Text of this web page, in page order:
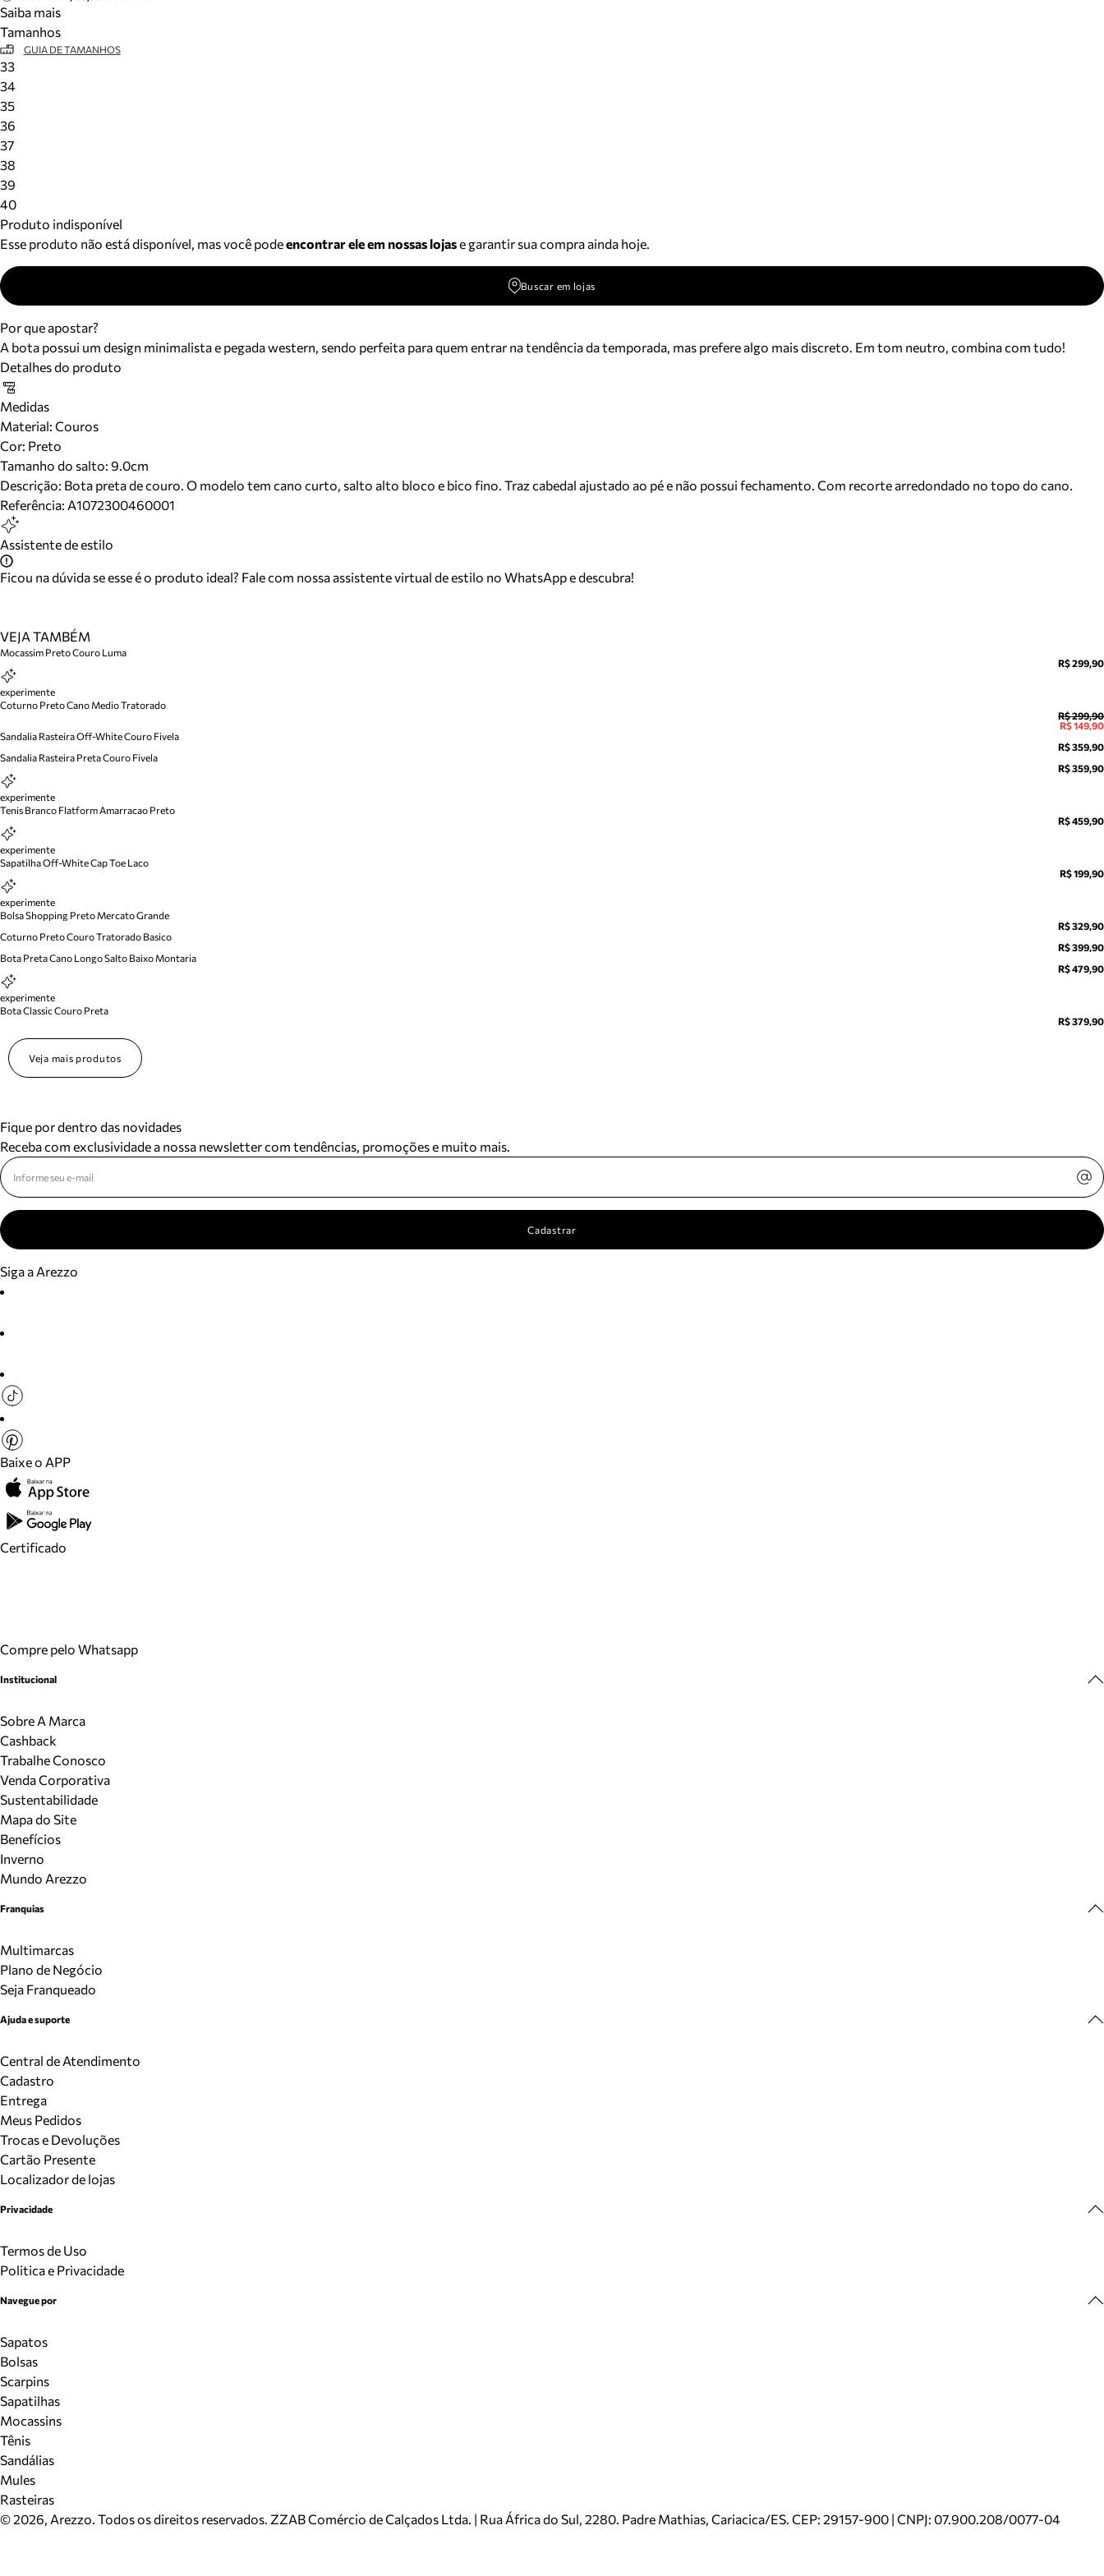
Saiba mais
Tamanhos
GUIA DE TAMANHOS
33
34
35
36
37
38
39
40
Produto indisponível
Esse produto não está disponível, mas você podeencontrar ele em nossas lojase garantir sua compra ainda hoje.
Buscar em lojas
Por que apostar?
A bota possui um design minimalista e pegada western, sendo perfeita para quem entrar na tendência da temporada, mas prefere algo mais discreto. Em tom neutro, combina com tudo!
Detalhes do produto
Medidas
Material: Couros
Cor: Preto
Tamanho do salto: 9.0cm
Descrição: Bota preta de couro. O modelo tem cano curto, salto alto bloco e bico fino. Traz cabedal ajustado ao pé e não possui fechamento. Com recorte arredondado no topo do cano.
Referência: A1072300460001
Assistente de estilo
Ficou na dúvida se esse é o produto ideal? Fale com nossa assistente virtual de estilo no WhatsApp e descubra!
VEJA TAMBÉM
Mocassim Preto Couro Luma
R$ 299,90
experimente
Coturno Preto Cano Medio Tratorado
R$ 299,90
R$ 149,90
Sandalia Rasteira Off-White Couro Fivela
R$ 359,90
Sandalia Rasteira Preta Couro Fivela
R$ 359,90
experimente
Tenis Branco Flatform Amarracao Preto
R$ 459,90
experimente
Sapatilha Off-White Cap Toe Laco
R$ 199,90
experimente
Bolsa Shopping Preto Mercato Grande
R$ 329,90
Coturno Preto Couro Tratorado Basico
R$ 399,90
Bota Preta Cano Longo Salto Baixo Montaria
R$ 479,90
experimente
Bota Classic Couro Preta
R$ 379,90
Veja mais produtos
Fique por dentro das novidades
Receba com exclusividade a nossa newsletter com tendências, promoções e muito mais.
Cadastrar
Siga a Arezzo
Baixe o APP
Certificado
Compre pelo Whatsapp
Institucional
Sobre A Marca
Cashback
Trabalhe Conosco
Venda Corporativa
Sustentabilidade
Mapa do Site
Benefícios
Inverno
Mundo Arezzo
Franquias
Multimarcas
Plano de Negócio
Seja Franqueado
Ajuda e suporte
Central de Atendimento
Cadastro
Entrega
Meus Pedidos
Trocas e Devoluções
Cartão Presente
Localizador de lojas
Privacidade
Termos de Uso
Politica e Privacidade
Navegue por
Sapatos
Bolsas
Scarpins
Sapatilhas
Mocassins
Tênis
Sandálias
Mules
Rasteiras
©2026, Arezzo. Todos os direitos reservados. ZZAB Comércio de Calçados Ltda. | Rua África do Sul, 2280. Padre Mathias, Cariacica/ES. CEP: 29157-900 | CNPJ: 07.900.208/0077-04